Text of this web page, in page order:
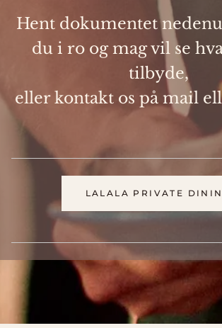
Hent dokumentet
du i ro og mag vil se
tilbyde,
eller kontakt os på mail
LALALA PRIVATE